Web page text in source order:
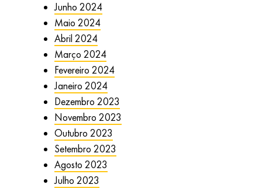
Junho 2024
Maio 2024
Abril 2024
Março 2024
Fevereiro 2024
Janeiro 2024
Dezembro 2023
Novembro 2023
Outubro 2023
Setembro 2023
Agosto 2023
Julho 2023